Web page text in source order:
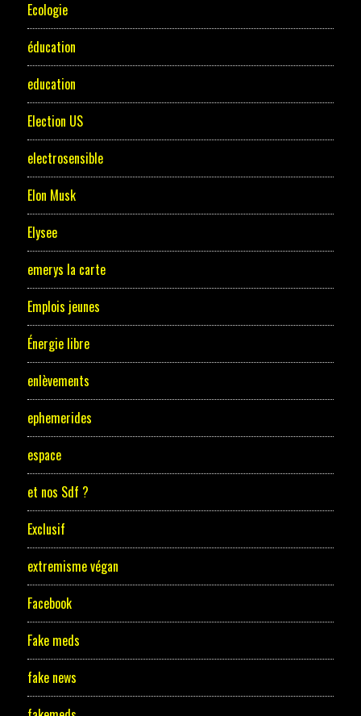
Ecologie
éducation
education
Election US
electrosensible
Elon Musk
Elysee
emerys la carte
Emplois jeunes
Énergie libre
enlèvements
ephemerides
espace
et nos Sdf ?
Exclusif
extremisme végan
Facebook
Fake meds
fake news